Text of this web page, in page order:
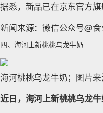
据悉，新品已在京东官方旗
新闻来源：微信公众号@食
四、海河上新桃桃乌龙牛奶
海河桃桃乌龙牛奶；图片
近日，海河上新桃桃乌龙牛